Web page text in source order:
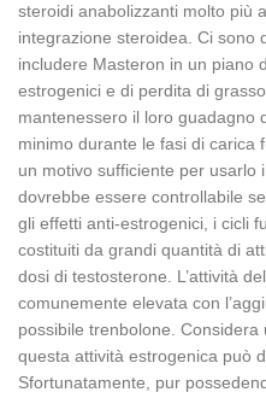
steroidi anabolizzanti molto più
integrazione steroidea. Ci sono
includere Masteron in un piano
estrogenici e di perdita di
mantenessero il loro guadagno
minimo durante le fasi di carica
un motivo sufficiente per usarlo
dovrebbe essere controllabile
gli effetti anti-estrogenici, i cicli
costituiti da grandi quantità di
dosi di testosterone. L’attività
comunemente elevata con
possibile trenbolone.
questa attività estrogenica può
Sfortunatamente, pur